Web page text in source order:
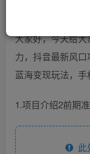
大家好，今天给
力，抖音最新风
蓝海变现玩法，手
1.项目介绍2前期
此